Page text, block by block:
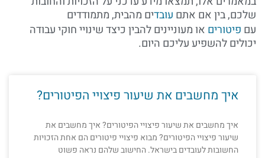
שלכם, בין אם אתם עובדים מהבית, מתמודדים
עם פיטורים או מעוניינים להבין כיצד שינויי חוקי עבודה
יכולים להשפיע עליכם היום.
איך מחשבים את שיעור פיצויי הפיטורים?
איך מחשבים את שיעור פיצויי הפיטורים? איך מחשבים את
שיעור פיצויי הפיטורים? מבוא פיצויי פיטורים הם אחת הזכויות
החשובות לעובדים בישראל. החישוב שלהם נראה פשוט